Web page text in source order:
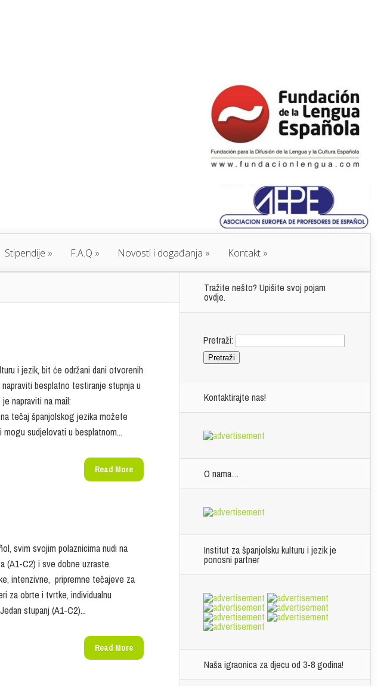
Stipendije F.A.Q Novosti i događanja Kontakt
i jezik, bit će održani dani otvorenih
besplatno testiranje stupnja u
napraviti na mail:
tečaj španjolskog jezika možete
sudjelovati u besplatnom...
Read More
svim svojim polaznicima nudi na
(A1-C2) i sve dobne uzraste.
intenzivne, pripremne tečajeve za
za obrte i tvrtke, individualnu
stupanj (A1-C2)...
Read More
Tražite nešto? Upišite svoj pojam
ovdje.
Pretraži:
Kontaktirajte nas!
O nama…
Institut za španjolsku kulturu i jezik je
ponosni partner
Naša igraonica za djecu od 3-8 godina!